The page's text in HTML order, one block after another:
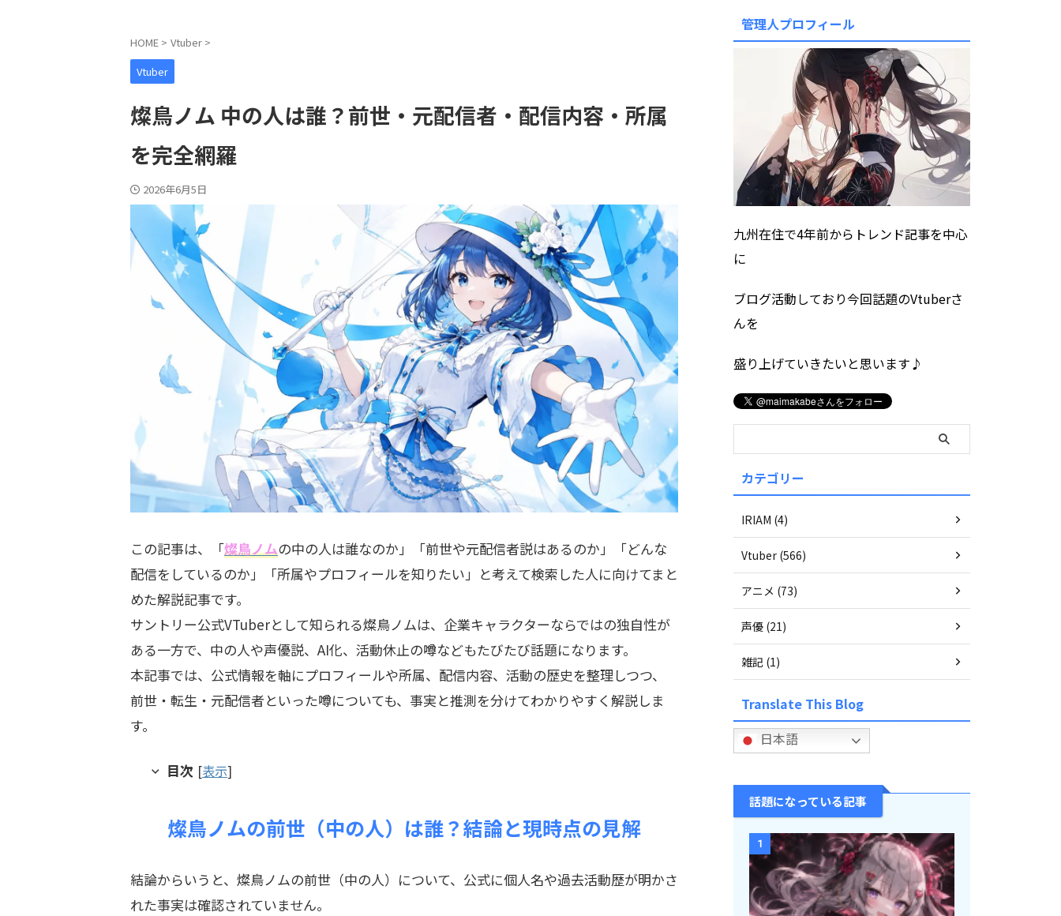
HOME > Vtuber >
Vtuber
燦鳥ノム 中の人は誰？前世・元配信者・配信内容・所属
を完全網羅
2026年6月5日
この記事は、「燦鳥ノムの中の人は誰なのか」「前世や元配信者説はあるのか」「どんな
配信をしているのか」「所属やプロフィールを知りたい」と考えて検索した人に向けてまと
めた解説記事です。
サントリー公式VTuberとして知られる燦鳥ノムは、企業キャラクターならではの独自性が
ある一方で、中の人や声優説、AI化、活動休止の噂などもたびたび話題になります。
本記事では、公式情報を軸にプロフィールや所属、配信内容、活動の歴史を整理しつつ、
前世・転生・元配信者といった噂についても、事実と推測を分けてわかりやすく解説しま
す。
目次 [表示]
燦鳥ノムの前世（中の人）は誰？結論と現時点の見解
結論からいうと、燦鳥ノムの前世（中の人）について、公式に個人名や過去活動歴が明かさ
れた事実は確認されていません。
管理人プロフィール
九州在住で4年前からトレンド記事を中心
に
ブログ活動しており今回話題のVtuberさ
んを
盛り上げていきたいと思います♪
カテゴリー
IRIAM (4)
Vtuber (566)
アニメ (73)
声優 (21)
雑記 (1)
Translate This Blog
日本語
話題になっている記事
1